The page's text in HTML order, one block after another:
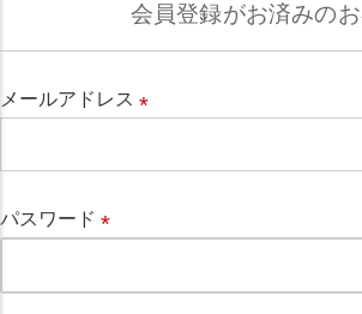
会員登録がお済みの
メールアドレス
パスワード
須